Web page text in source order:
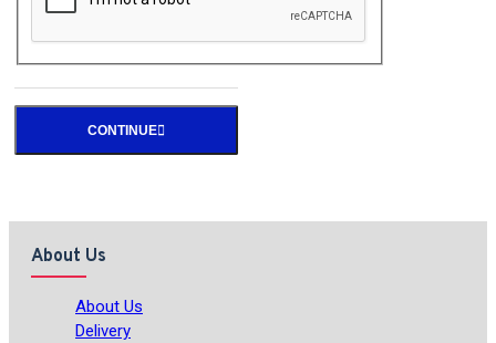
CONTINUE
About Us
About Us
Delivery